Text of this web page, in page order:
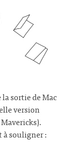
sortie de Mac
version
souligner :